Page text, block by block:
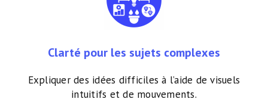
Clarté pour les sujets complexes
Expliquer des idées difficiles à l’aide de visuels
intuitifs et de mouvements.